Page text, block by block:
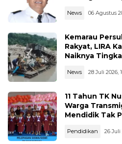
News 06 Agustus
Kemarau
Rakyat, LIRA
Naiknya
News 28 Juli 2026,
11 Tahun TK
Warga
Mendidik Tak
Pendidikan 26 Juli